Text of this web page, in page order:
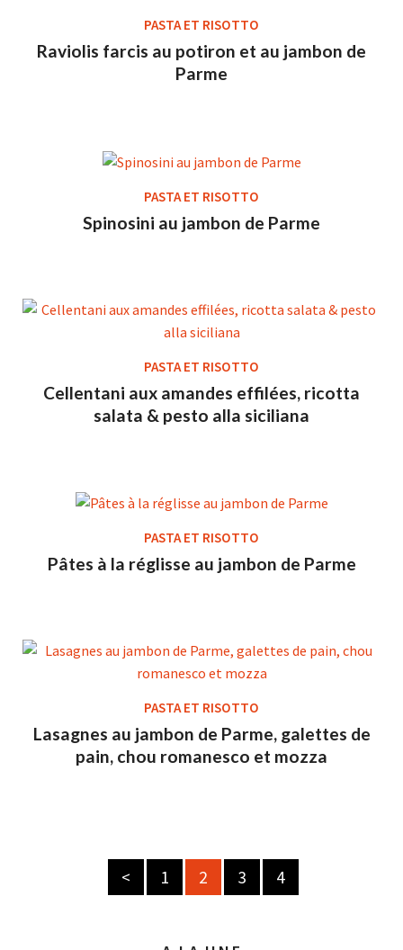
PASTA ET RISOTTO
Raviolis farcis au potiron et au jambon de
Parme
PASTA ET RISOTTO
Spinosini au jambon de Parme
PASTA ET RISOTTO
Cellentani aux amandes effilées, ricotta
salata & pesto alla siciliana
PASTA ET RISOTTO
Pâtes à la réglisse au jambon de Parme
PASTA ET RISOTTO
Lasagnes au jambon de Parme, galettes de
pain, chou romanesco et mozza
< 1 2 3 4